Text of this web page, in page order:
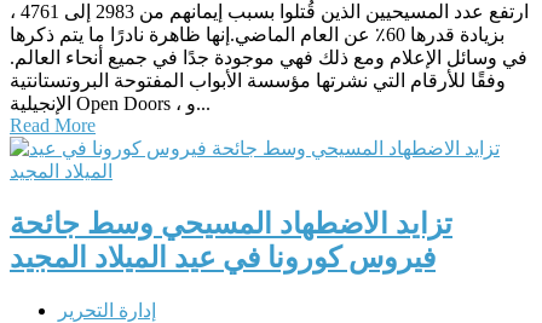
ارتفع عدد المسيحيين الذين قُتلوا بسبب إيمانهم من 2983 إلى 4761 ،
بزيادة قدرها 60٪ عن العام الماضي.إنها ظاهرة نادرًا ما يتم ذكرها
في وسائل الإعلام ومع ذلك فهي موجودة جدًا في جميع أنحاء العالم.
وفقًا للأرقام التي نشرتها مؤسسة الأبواب المفتوحة البروتستانتية
الإنجيلية Open Doors ، و...
Read More
تزايد الاضطهاد المسيحي وسط جائحة
فيروس كورونا في عيد الميلاد المجيد
إدارة التحرير